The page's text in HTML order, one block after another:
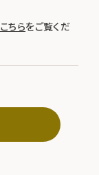
こちらをご覧くだ